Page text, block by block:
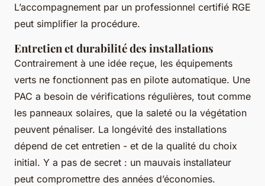
L’accompagnement par un professionnel certifié RGE
peut simplifier la procédure.
Entretien et durabilité des installations
Contrairement à une idée reçue, les équipements
verts ne fonctionnent pas en pilote automatique. Une
PAC a besoin de vérifications régulières, tout comme
les panneaux solaires, que la saleté ou la végétation
peuvent pénaliser. La longévité des installations
dépend de cet entretien - et de la qualité du choix
initial. Y a pas de secret : un mauvais installateur
peut compromettre des années d’économies.